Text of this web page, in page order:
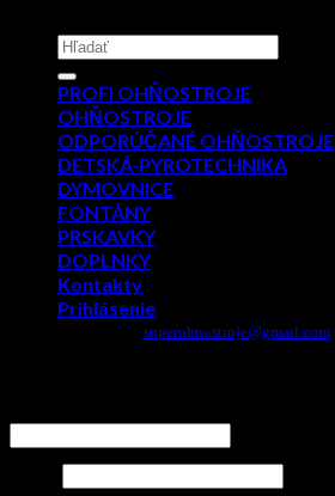
Hľadať:
PROFI OHŇOSTROJE
OHŇOSTROJE
ODPORÚČANÉ OHŇOSTROJE
DETSKÁ-PYROTECHNIKA
DYMOVNICE
FONTÁNY
PRSKAVKY
DOPLNKY
Kontakty
Prihlásenie
superohnostroje@gmail.com